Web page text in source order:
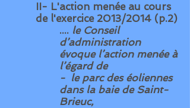
II- L'action menée au cours
de l'exercice 2013/2014 (p.2)
.... le Conseil
d’administration
évoque l’action menée à
l’égard de
- le parc des éoliennes
dans la baie de Saint-
Brieuc,